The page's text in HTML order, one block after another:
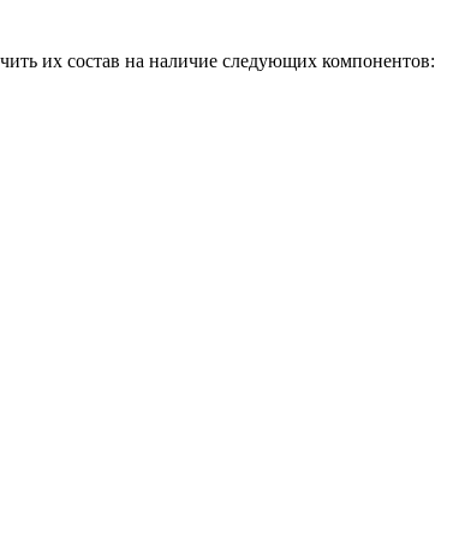
их состав на наличие следующих компонентов: